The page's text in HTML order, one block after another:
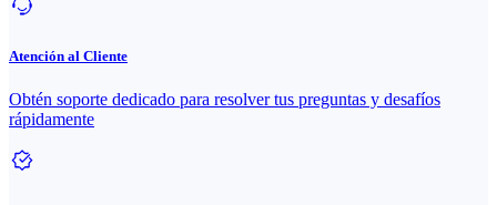
Atención al Cliente
Obtén soporte dedicado para resolver tus preguntas y desafíos
rápidamente